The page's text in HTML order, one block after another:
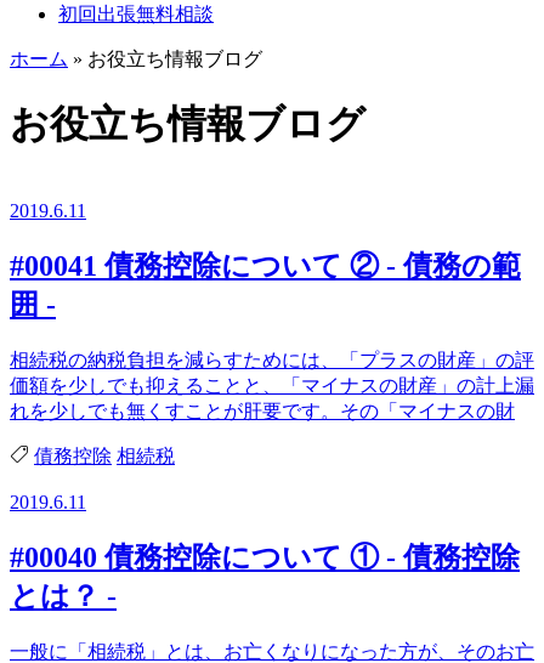
初回出張無料相談
ホーム » お役立ち情報ブログ
お役立ち情報ブログ
2019.6.11
#00041 債務控除について ② - 債務の範
囲 -
相続税の納税負担を減らすためには、「プラスの財産」の評
価額を少しでも抑えることと、「マイナスの財産」の計上漏
れを少しでも無くすことが肝要です。その「マイナスの財
債務控除 相続税
2019.6.11
#00040 債務控除について ① - 債務控除
とは？ -
一般に「相続税」とは、お亡くなりになった方が、そのお亡